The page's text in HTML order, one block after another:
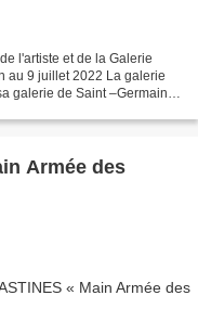
l'artiste et de la Galerie
au 9 juillet 2022 La galerie
galerie de Saint –Germain-
Armée des